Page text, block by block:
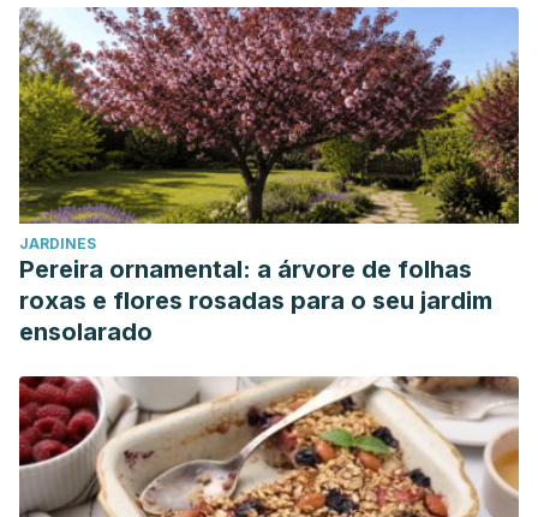
JARDINES
Pereira ornamental: a árvore de folhas
roxas e flores rosadas para o seu jardim
ensolarado